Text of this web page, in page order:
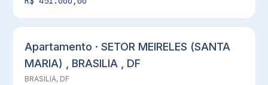
Apartamento · SETOR MEIRELES (SANTA
MARIA) , BRASILIA , DF
BRASILIA, DF